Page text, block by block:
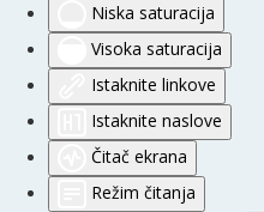
Niska saturacija
Visoka saturacija
Istaknite linkove
Istaknite naslove
Čitač ekrana
Režim čitanja